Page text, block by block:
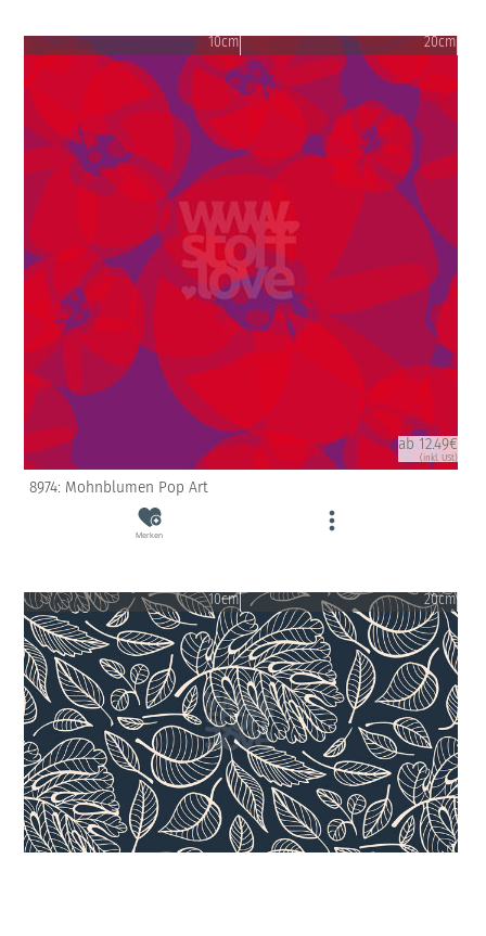
10cm 20cm
ab 12.49€
(inkl. USt)
8974: Mohnblumen Pop Art
Merken
10cm 20cm